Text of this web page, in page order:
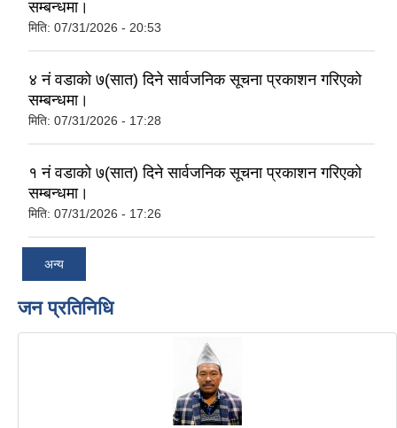
सम्बन्धमा।
मिति: 07/31/2026 - 20:53
४ नं वडाको ७(सात) दिने सार्वजनिक सूचना प्रकाशन गरिएको
सम्बन्धमा।
मिति: 07/31/2026 - 17:28
१ नं वडाको ७(सात) दिने सार्वजनिक सूचना प्रकाशन गरिएको
सम्बन्धमा।
मिति: 07/31/2026 - 17:26
अन्य
जन प्रतिनिधि